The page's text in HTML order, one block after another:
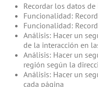
Recordar los datos
Funcionalidad:
Funcionalidad:
Análisis: Hacer un
de la interacción en
Análisis: Hacer un
región según la
Análisis: Hacer un
cada página